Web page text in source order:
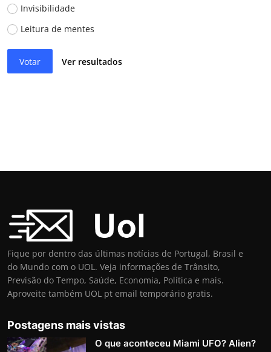
Invisibilidade
Leitura de mentes
Votar Ver resultados
Fique por dentro das últimas notícias de Portugal, Brasil e
do Mundo com o UOL. Veja informações de Trânsito,
Previsão do Tempo, Saúde, Economia, Política e mais.
Aproveite também UOL pt email temporário gratis.
Postagens mais vistas
O que aconteceu Miami UFO? Alien?